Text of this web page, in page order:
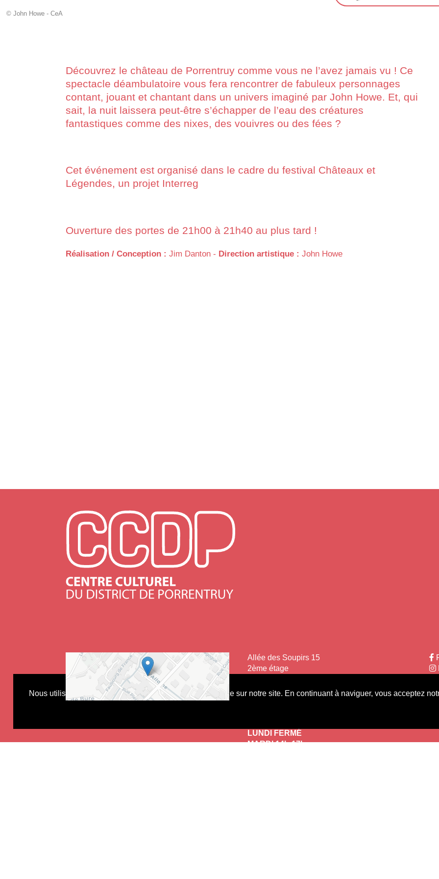
Nous utilisons des cookies pour améliorer votre expérience sur notre site. En continuant à naviguer, vous acceptez
© John Howe - CeA
Découvrez le château de Porrentruy comme vous ne l’avez jamais vu ! Ce
spectacle déambulatoire vous fera rencontrer de fabuleux personnages
contant, jouant et chantant dans un univers imaginé par John Howe. Et, qui
sait, la nuit laissera peut-être s’échapper de l’eau des créatures
fantastiques comme des nixes, des vouivres ou des fées ?
Cet événement est organisé dans le cadre du festival Châteaux et
Légendes, un projet Interreg
Ouverture des portes de 21h00 à 21h40 au plus tard !
Réalisation / Conception :Jim Danton - Direction artistique :John Howe
+
−
Leaflet
Allée des Soupirs 15
2ème étage
LUNDI FERMÉ
MARDI 14h-17h